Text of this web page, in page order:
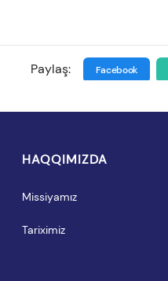
Paylaş: Facebook
HAQQIMIZDA
Missiyamız
Tariximiz